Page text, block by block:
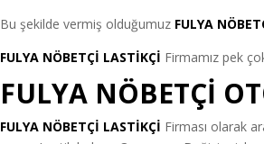
Bu şekilde vermiş olduğumuz FULYA
FULYA NÖBETÇİ LASTİKÇİ Firmamız pek
FULYA NÖBETÇİ
FULYA NÖBETÇİ LASTİKÇİ Firması olarak